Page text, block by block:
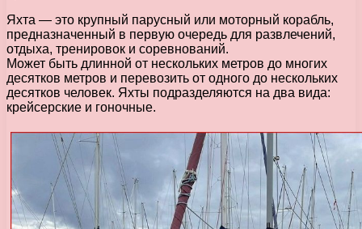
Яхта — это крупный парусный или моторный корабль,
предназначенный в первую очередь для развлечений,
отдыха, тренировок и соревнований.
Mожет быть длинной от нескольких метров до многих
десятков метров и перевозить от одного до нескольких
десятков человек. Яхты подразделяются на два вида:
крейсерские и гоночные.